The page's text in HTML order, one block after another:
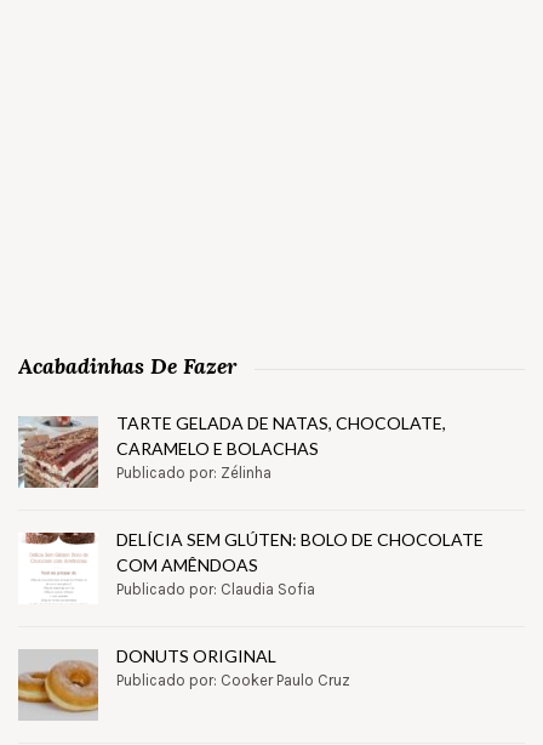
Acabadinhas De Fazer
TARTE GELADA DE NATAS, CHOCOLATE,
CARAMELO E BOLACHAS
Publicado por: Zélinha
DELÍCIA SEM GLÚTEN: BOLO DE CHOCOLATE
COM AMÊNDOAS
Publicado por: Claudia Sofia
DONUTS ORIGINAL
Publicado por: Cooker Paulo Cruz